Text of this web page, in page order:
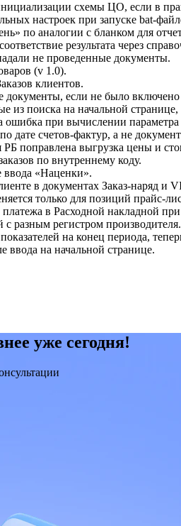
схемы ЦО, если в
настроек при запуске bat-
по аналогии с бланком для
результата через
не проведенные документы.
(v 1.0).
клиентов.
если не было
из поиска на начальной
ошибка при вычислении
дате счетов-фактур, а не
поправлена выгрузка цены и
по внутреннему коду.
ввода «Наценки».
в документах Заказ-наряд и
только для позиций прайс-
в Расходной накладной
разным регистром производителя.
на конец периода,
ввода на начальной странице.
уже сегодня!